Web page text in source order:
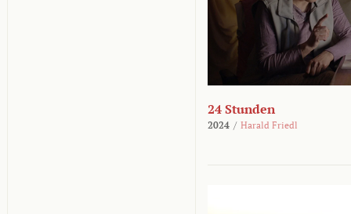
24 Stunden
2024 / Harald Friedl